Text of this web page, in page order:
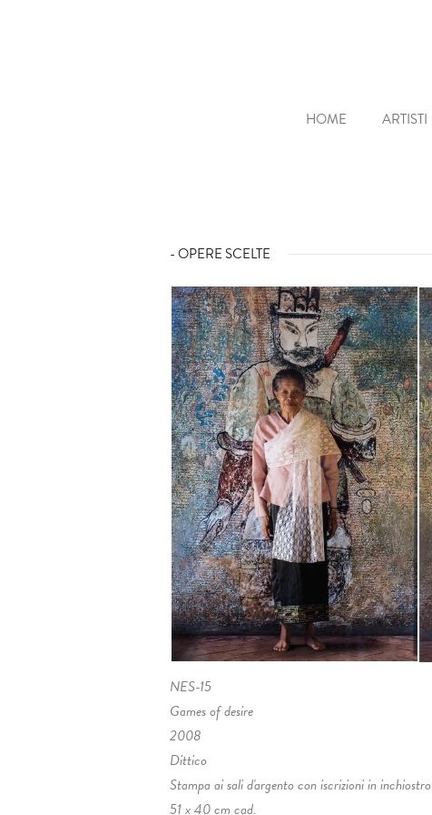
HOME ARTISTI
- OPERE SCELTE
NES-15
Games of desire
2008
Dittico
Stampa ai sali d'argento con iscrizioni in inchiostro
51 x 40 cm cad.